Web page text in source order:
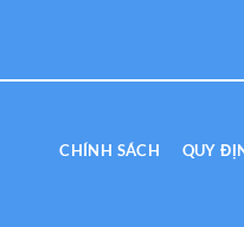
CHÍNH SÁCH QUY